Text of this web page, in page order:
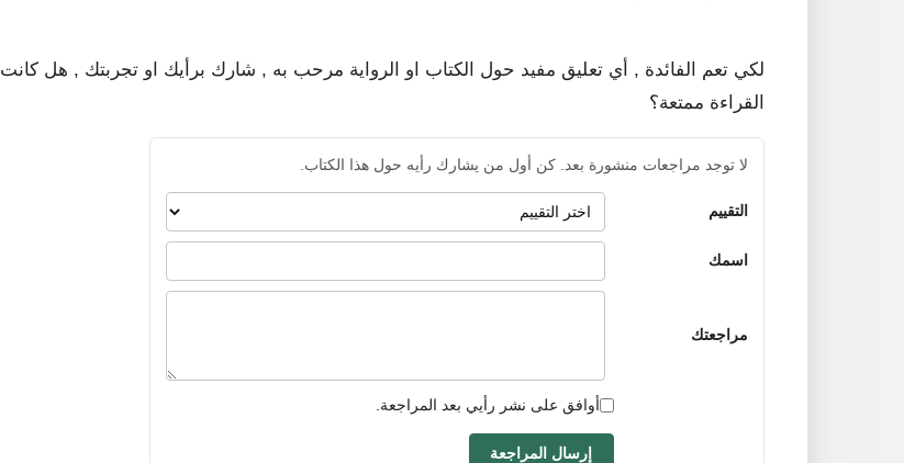
لكي تعم الفائدة , أي تعليق مفيد حول الكتاب او الرواية مرحب به , شارك برأيك او تجربتك , هل كانت
القراءة ممتعة؟
لا توجد مراجعات منشورة بعد. كن أول من يشارك رأيه حول هذا الكتاب.
التقييم
اسمك
مراجعتك
أوافق على نشر رأيي بعد المراجعة.
إرسال المراجعة